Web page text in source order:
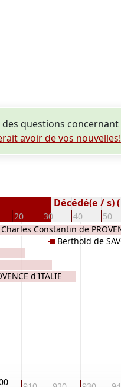
questions concernant
avoir de vos nouvelles!
20 30 40 50
Décédé(e / s)
d'ITALIE
Charles Constantin de
Berthold de